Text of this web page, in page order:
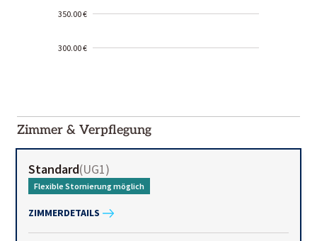
350.00 €
300.00 €
01-02
Zimmer & Verpflegung
Standard(UG1)
Flexible Stornierung möglich
ZIMMERDETAILS